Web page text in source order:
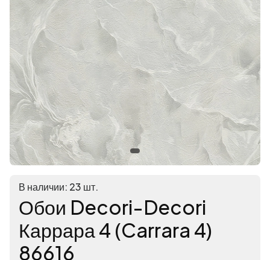
В наличии: 23 шт.
Обои Decori-Decori
Каррара 4 (Carrara 4)
86616